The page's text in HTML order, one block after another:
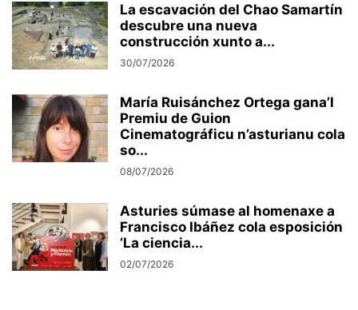
La escavación del Chao Samartín
descubre una nueva
construcción xunto a...
30/07/2026
María Ruisánchez Ortega gana’l
Premiu de Guion
Cinematográficu n’asturianu cola
so...
08/07/2026
Asturies súmase al homenaxe a
Francisco Ibáñez cola esposición
‘La ciencia...
02/07/2026